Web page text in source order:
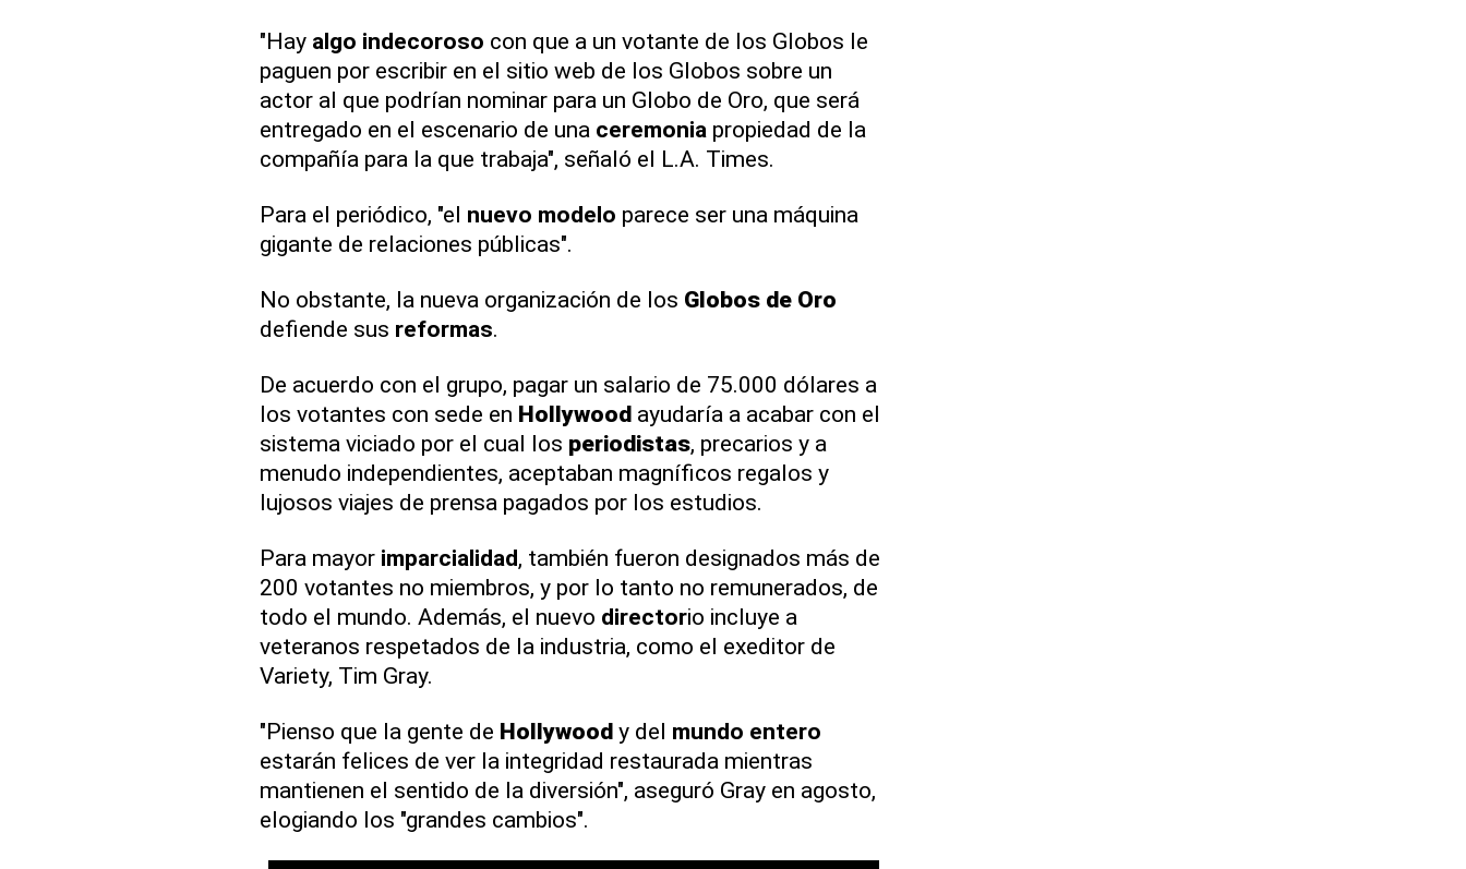
"Hay algo indecoroso con que a un votante de los Globos le
paguen por escribir en el sitio web de los Globos sobre un
actor al que podrían nominar para un Globo de Oro, que será
entregado en el escenario de una ceremonia propiedad de la
compañía para la que trabaja", señaló el L.A. Times.
Para el periódico, "el nuevo modelo parece ser una máquina
gigante de relaciones públicas".
No obstante, la nueva organización de los Globos de Oro
defiende sus reformas.
De acuerdo con el grupo, pagar un salario de 75.000 dólares a
los votantes con sede en Hollywoodayudaría a acabar con el
sistema viciado por el cual los periodistas, precarios y a
menudo independientes, aceptaban magníficos regalos y
lujosos viajes de prensa pagados por los estudios.
Para mayor imparcialidad, también fueron designados más de
200 votantes no miembros, y por lo tanto no remunerados, de
todo el mundo. Además, el nuevo directorio incluye a
veteranos respetados de la industria, como el exeditor de
Variety, Tim Gray.
"Pienso que la gente de Hollywoody del mundo entero
estarán felices de ver la integridad restaurada mientras
mantienen el sentido de la diversión", aseguró Gray en agosto,
elogiando los "grandes cambios".